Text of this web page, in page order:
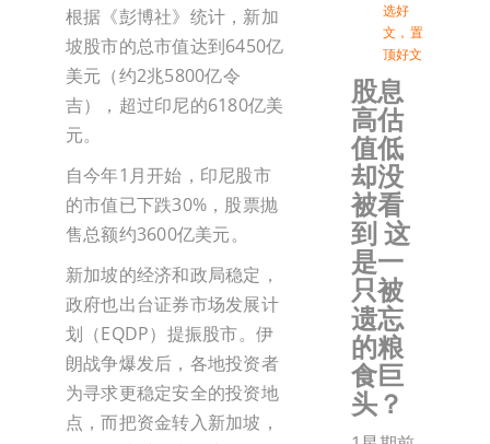
根据《彭博社》统计，新加
坡股市的总市值达到6450亿
美元（约2兆5800亿令
吉），超过印尼的6180亿美
元。
自今年1月开始，印尼股市
的市值已下跌30%，股票抛
售总额约3600亿美元。
新加坡的经济和政局稳定，
政府也出台证券市场发展计
划（EQDP）提振股市。伊
朗战争爆发后，各地投资者
为寻求更稳定安全的投资地
点，而把资金转入新加坡，
选好
文 ， 置
顶好文
股息
高估
值低
却没
被看
到 这
是一
只被
遗忘
的粮
食巨
头？